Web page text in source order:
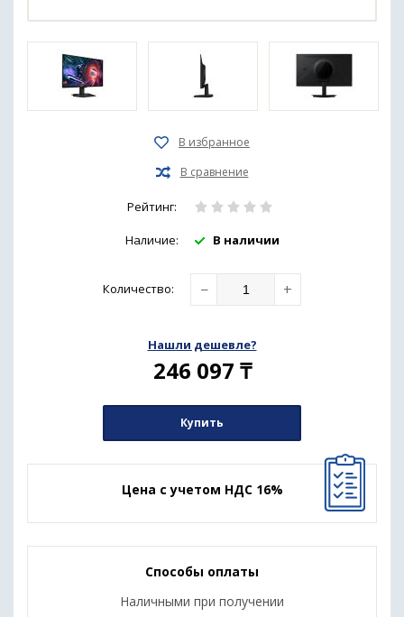
Рейтинг:
Наличие: В наличии
Количество: − +
Нашли дешевле?
246 097 ₸
Купить
Цена с учетом НДС 16%
Способы оплаты
Наличными при получении